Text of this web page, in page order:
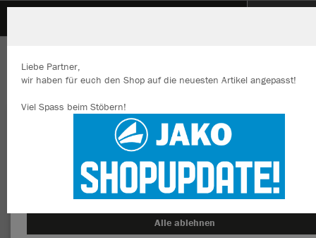
Liebe Partner,
wir haben für euch den Shop auf die neuesten Artikel angepasst!
Viel Spass beim Stöbern!
Wir verwenden Cookies
Durch die Analyse der Besucherdaten können wir dir personalisierte
Inhalte anzeigen und unsere Website verbessern. Weitere
zu den Cookies findest Du in den Einstellungen.
Alle akzeptieren
Alle ablehnen